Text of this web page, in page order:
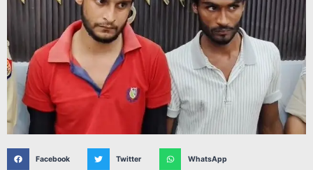
Facebook Twitter WhatsApp